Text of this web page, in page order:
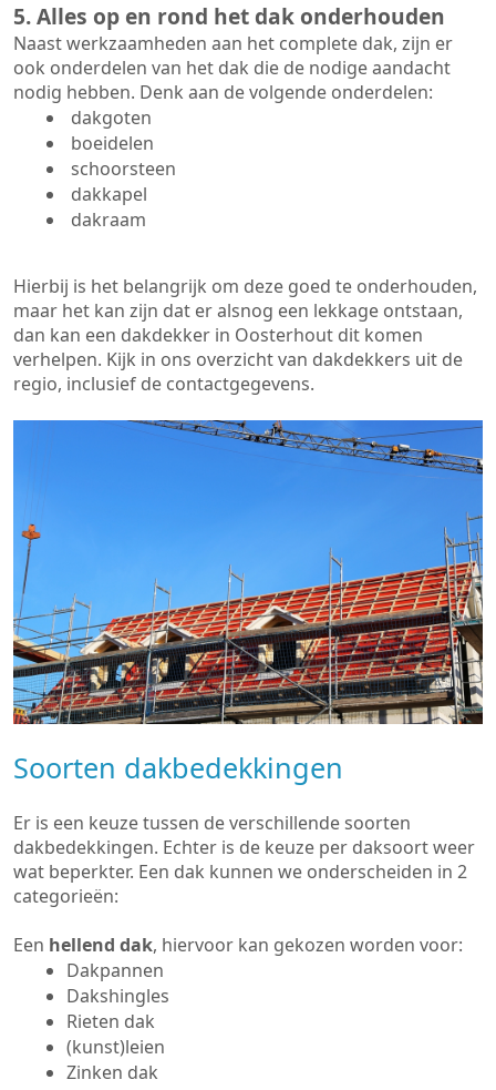
5. Alles op en rond het dak onderhouden
Naast werkzaamheden aan het complete dak, zijn er
ook onderdelen van het dak die de nodige aandacht
nodig hebben. Denk aan de volgende onderdelen:
dakgoten
boeidelen
schoorsteen
dakkapel
dakraam
Hierbij is het belangrijk om deze goed te onderhouden,
maar het kan zijn dat er alsnog een lekkage ontstaan,
dan kan een dakdekker in Oosterhout dit komen
verhelpen. Kijk in ons overzicht van dakdekkers uit de
regio, inclusief de contactgegevens.
Soorten dakbedekkingen
Er is een keuze tussen de verschillende soorten
dakbedekkingen. Echter is de keuze per daksoort weer
wat beperkter. Een dak kunnen we onderscheiden in 2
categorieën:
Een hellend dak, hiervoor kan gekozen worden voor:
Dakpannen
Dakshingles
Rieten dak
(kunst)leien
Zinken dak